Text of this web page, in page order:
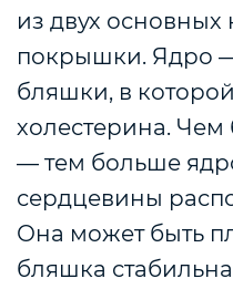
из двух основных
покрышки. Ядро
бляшки, в
холестерина.
— тем больше
сердцевины
Она может быть
бляшка